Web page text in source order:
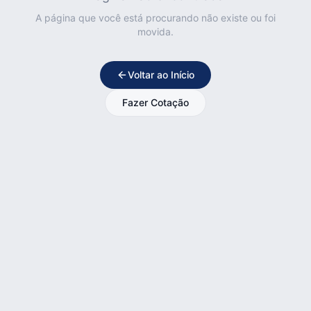
A página que você está procurando não existe ou foi
movida.
Voltar ao Início
Fazer Cotação